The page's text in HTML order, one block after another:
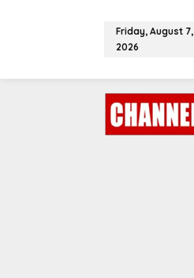
o
Friday, August 7,
2026